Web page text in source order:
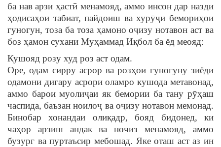
ба нав арзи ҳастӣ менамояд, аммо инсон дар назди
ҳодисаҳои табиат, пайдоиш ва хурӯҷи бемориҳои
гуногун, тоза ба тоза ҳамоно оҷизу нотавон аст ва
боз ҳамон сухани Муҳаммад Иқбол ба ёд меояд:
Кушояд розу худ роз аст одам.
Оре, одам сирру асрор ва розҳои гуногуну зиёди
одамони дигару асрори оламро кушода метавонад,
аммо барои муолиҷаи як бемории ба тану рӯҳаш
часпида, баъзан ноилоҷ ва оҷизу нотавон мемонад.
Бинобар хонандаи олиқадр, бояд бидонед, ки
чаҳор арзиш андак ва ночиз менамояд, аммо
бузург ва пуртаъсир мебошад. Яке оташ аст аз ин